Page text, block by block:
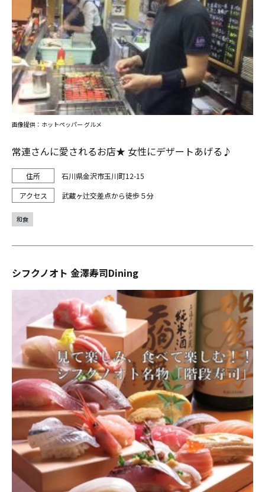
常連さんに愛されるお店★ 女性にデザートあげる♪
石川県金沢市玉川町12-15
武蔵ヶ辻交差点から徒歩５分
画像提供：ホットペッパー グルメ
和食
シフクノオト 金澤寿司Dining